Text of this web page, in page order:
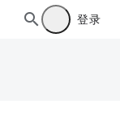
登录